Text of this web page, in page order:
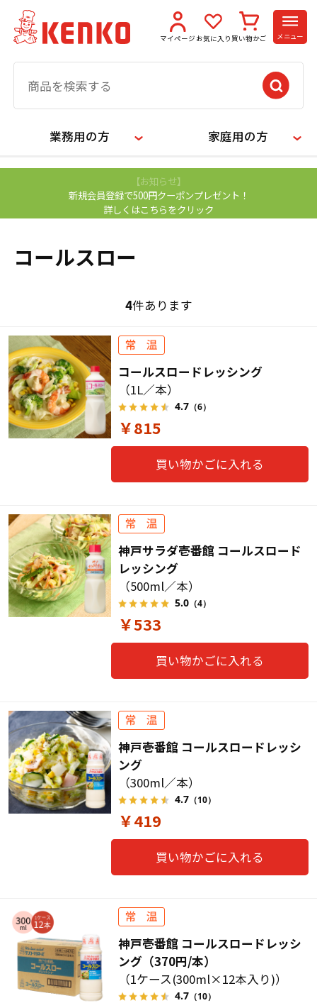
マイページ お気に入り 買い物かご メニュー
業務用の方 家庭用の方
【お知らせ】
新規会員登録で500円クーポンプレゼント！
詳しくはこちらをクリック
コールスロー
4件あります
コールスロードレッシング
（1L／本）
4.7（6）
￥815
買い物かごに入れる
神戸サラダ壱番館 コールスロード
レッシング
（500ml／本）
5.0（4）
￥533
買い物かごに入れる
神戸壱番館 コールスロードレッシ
ング
（300ml／本）
4.7（10）
￥419
買い物かごに入れる
神戸壱番館 コールスロードレッシ
ング（370円/本）
（1ケース(300ml×12本入り)）
4.7（10）